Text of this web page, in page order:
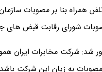
همراه بنا بر مصوبات
شورای رقابت قبض های
شد: شرکت مخابرات ایران
به زیان این شرکت